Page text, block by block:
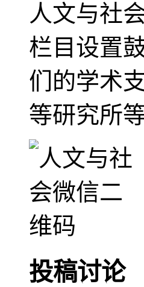
人文与社
栏目设置
们的学术
等研究所等
投稿讨论